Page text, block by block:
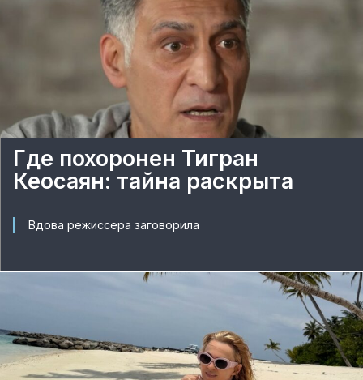
Где похоронен Тигран
Кеосаян: тайна раскрыта
Вдова режиссера заговорила